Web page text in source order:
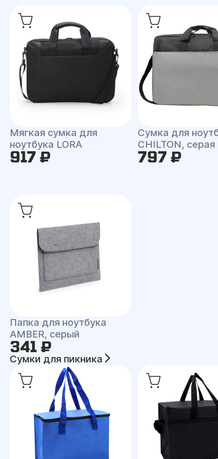
Мягкая сумка для
ноутбука LORA
917 ₽
Сумка для
CHILTON, серая
797 ₽
Папка для ноутбука
AMBER, серый
341 ₽
Сумки для пикника